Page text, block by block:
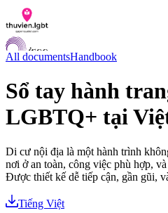
Documents
Contact us
LGBTI Inclusion Index
VI
All documentsHandbook
Sổ tay hành
LGBTQ+ tại
Di cư nội địa là một hành trình
nơi ở an toàn, công việc phù hợp,
Được thiết kế dễ tiếp cận, gần gũi,
Tiếng Việt